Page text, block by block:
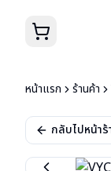
หน้าแรก ร้านค้า
กลับไปหน้าร้